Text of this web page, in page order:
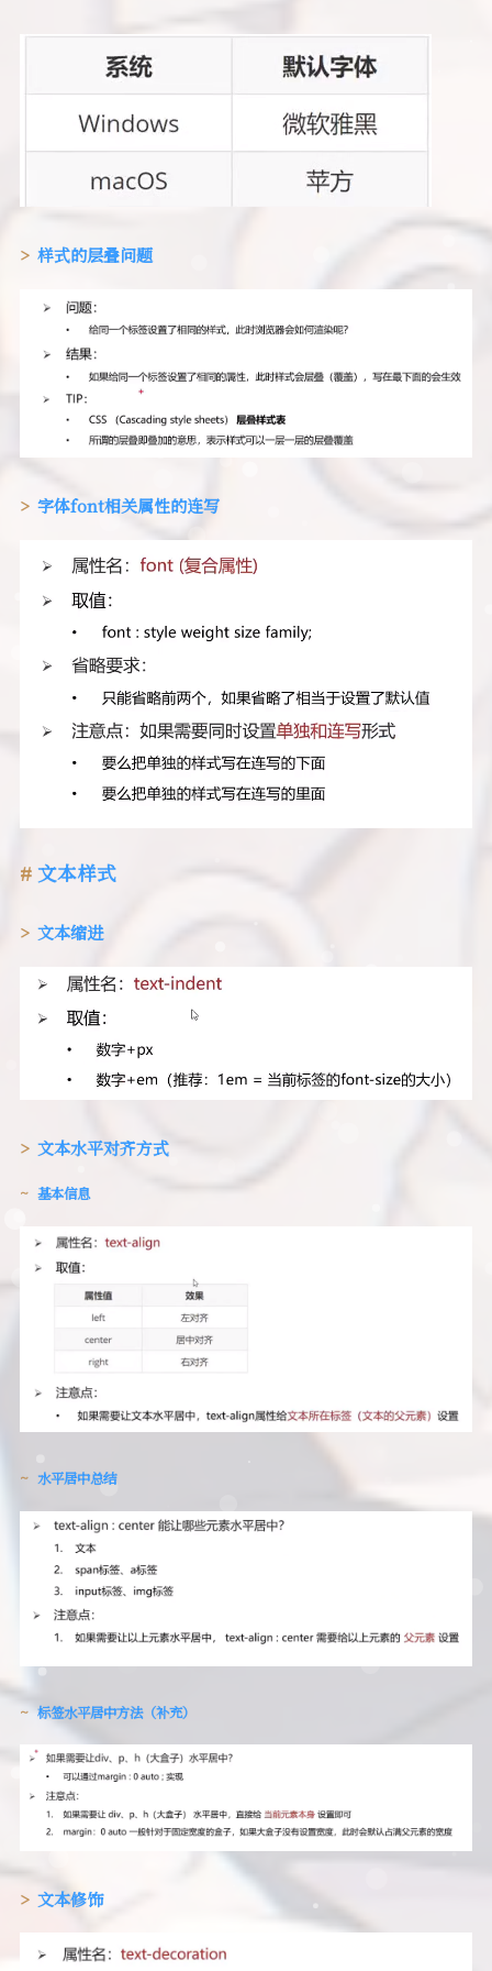
样式的层叠问题
字体font相关属性的连写
文本样式
文本缩进
文本水平对齐方式
基本信息
水平居中总结
标签水平居中方法（补充）
文本修饰